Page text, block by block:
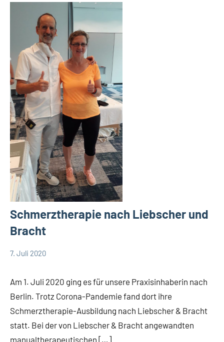
Schmerztherapie nach Liebscher und
Bracht
7. Juli 2020
Am 1. Juli 2020 ging es für unsere Praxisinhaberin nach
Berlin. Trotz Corona-Pandemie fand dort ihre
Schmerztherapie-Ausbildung nach Liebscher & Bracht
statt. Bei der von Liebscher & Bracht angewandten
manualtherapeutischen […]